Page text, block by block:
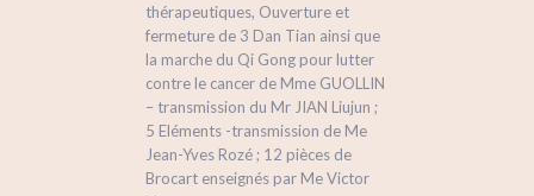
thérapeutiques, Ouverture et
fermeture de 3 Dan Tian ainsi que
la marche du Qi Gong pour lutter
contre le cancer de Mme GUOLLIN
– transmission du Mr JIAN Liujun ;
5 Eléments -transmission de Me
Jean-Yves Rozé ; 12 pièces de
Brocart enseignés par Me Victor